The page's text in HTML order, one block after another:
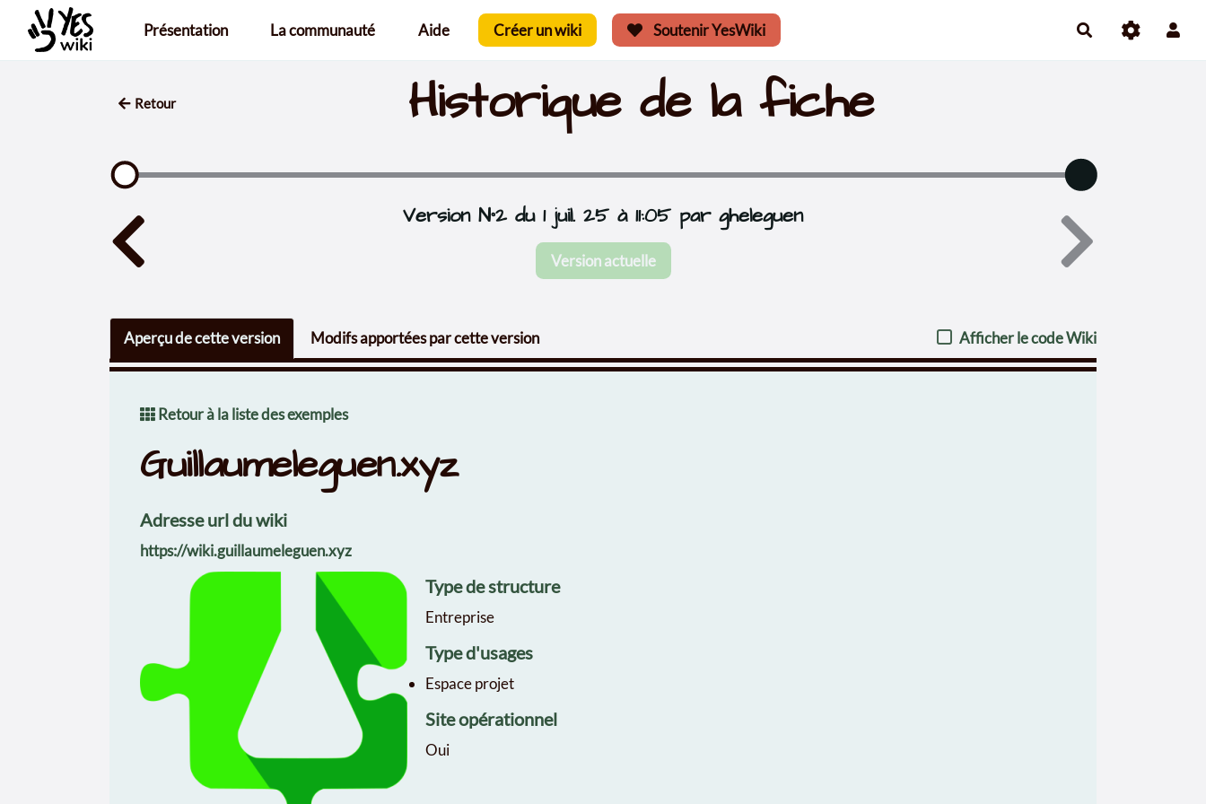
Aller au contenu principalPrésentation La communauté Aide Créer un wiki Soutenir YesWiki
Retour Historique de la fiche
Version N°2 du 1 juil. 25 à 11:05 par gheleguen
Version actuelle
Aperçu de cette version Modifs apportées par cette version Afficher le code Wiki
Retour à la liste des exemples
Guillaumeleguen.xyz
Adresse url du wiki
https://wiki.guillaumeleguen.xyz
Type de structure
Entreprise
Type d'usages
Espace projet
Site opérationnel
Oui